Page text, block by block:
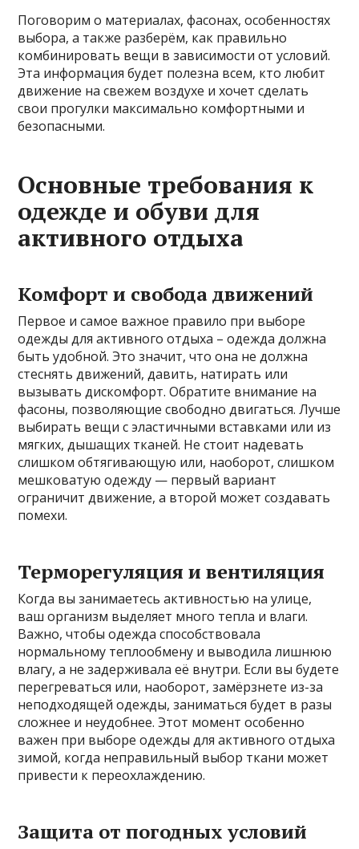
Поговорим о материалах, фасонах, особенностях
выбора, а также разберём, как правильно
комбинировать вещи в зависимости от условий.
Эта информация будет полезна всем, кто любит
движение на свежем воздухе и хочет сделать
свои прогулки максимально комфортными и
безопасными.
Основные требования к
одежде и обуви для
активного отдыха
Комфорт и свобода движений
Первое и самое важное правило при выборе
одежды для активного отдыха – одежда должна
быть удобной. Это значит, что она не должна
стеснять движений, давить, натирать или
вызывать дискомфорт. Обратите внимание на
фасоны, позволяющие свободно двигаться. Лучше
выбирать вещи с эластичными вставками или из
мягких, дышащих тканей. Не стоит надевать
слишком обтягивающую или, наоборот, слишком
мешковатую одежду — первый вариант
ограничит движение, а второй может создавать
помехи.
Терморегуляция и вентиляция
Когда вы занимаетесь активностью на улице,
ваш организм выделяет много тепла и влаги.
Важно, чтобы одежда способствовала
нормальному теплообмену и выводила лишнюю
влагу, а не задерживала её внутри. Если вы будете
перегреваться или, наоборот, замёрзнете из-за
неподходящей одежды, заниматься будет в разы
сложнее и неудобнее. Этот момент особенно
важен при выборе одежды для активного отдыха
зимой, когда неправильный выбор ткани может
привести к переохлаждению.
Защита от погодных условий